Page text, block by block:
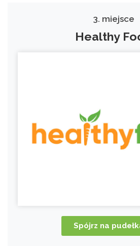
3. miejsce
Healthy
Spójrz na